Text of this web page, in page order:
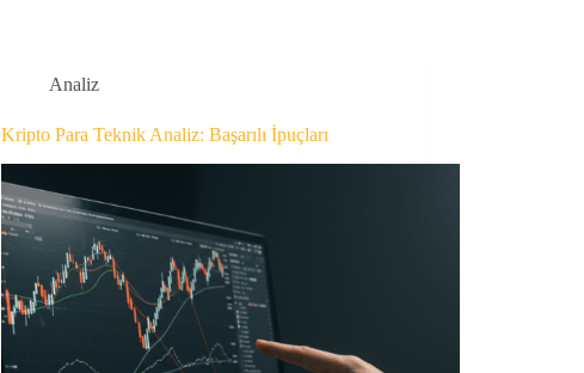
Analiz
Kripto Para Teknik Analiz: Başarılı İpuçları